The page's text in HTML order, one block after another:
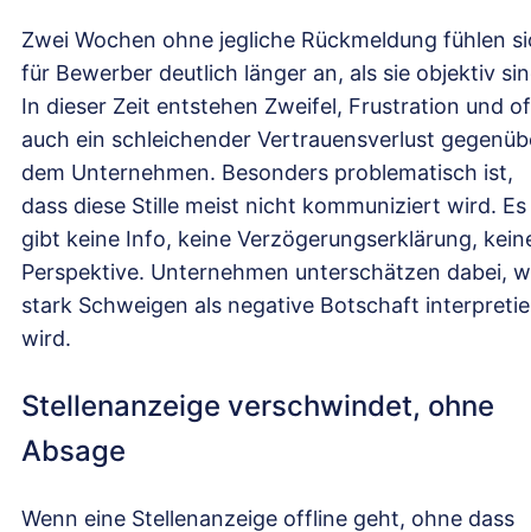
Zwei Wochen ohne jegliche Rückmeldung fühlen
für Bewerber deutlich länger an, als sie objektiv
In dieser Zeit entstehen Zweifel, Frustration und
auch ein schleichender Vertrauensverlust
dem Unternehmen. Besonders problematisch ist,
dass diese Stille meist nicht kommuniziert wird. Es
gibt keine Info, keine Verzögerungserklärung,
Perspektive. Unternehmen unterschätzen dabei,
stark Schweigen als negative Botschaft
wird.
Stellenanzeige verschwindet, ohne
Absage
Wenn eine Stellenanzeige offline geht, ohne dass